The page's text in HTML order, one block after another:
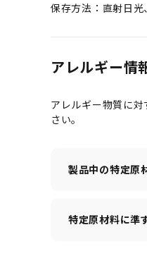
保存方法：直射日光
アレルギー情
アレルギー物質に
さい。
製品中の特定原
特定原材料に準